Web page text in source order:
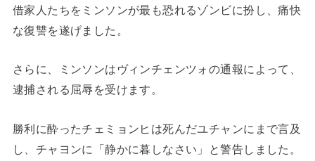
借家人たちをミンソンが最も恐れるゾンビに扮し、痛快
な復讐を遂げました。
さらに、ミンソンはヴィンチェンツォの通報によって、
逮捕される屈辱を受けます。
勝利に酔ったチェミョンヒは死んだユチャンにまで言及
し、チャヨンに「静かに暮しなさい」と警告しました。